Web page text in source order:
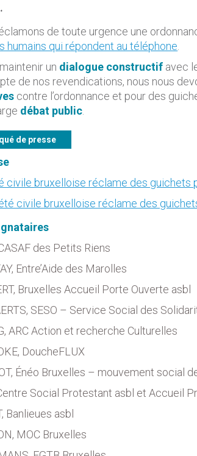
de toute urgence une
humains qui répondent au téléphone
un dialogue constructif avec
de nos revendications, nous nous
contre l’ordonnance et pour des
débat public
de presse
civile bruxelloise réclame des guichets
civile bruxelloise réclame des
des Petits Riens
Entre’Aide des Marolles
Bruxelles Accueil Porte Ouverte asbl
SESO – Service Social des
ARC Action et recherche Culturelles
DoucheFLUX
Énéo Bruxelles – mouvement social
Social Protestant asbl et Accueil
Banlieues asbl
MOC Bruxelles